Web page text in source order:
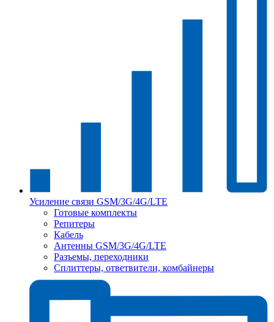
Усиление связи GSM/3G/4G/LTE
Готовые комплекты
Репитеры
Кабель
Антенны GSM/3G/4G/LTE
Разъемы, переходники
Сплиттеры, ответвители, комбайнеры